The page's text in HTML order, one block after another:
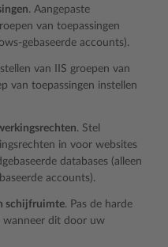
. Aangepaste
van toepassingen
gebaseerde accounts).
van IIS groepen van
van toepassingen instellen
. Stel
in voor websites
databases (alleen
accounts).
schijfruimte. Pas de harde
wanneer dit door uw